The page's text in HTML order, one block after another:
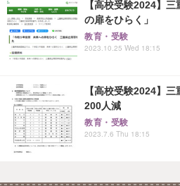
【高校受験2024】
の扉をひらく」
教育・受験
2023.10.25 Wed 18:15
【高校受験2024】
200人減
教育・受験
2023.7.6 Thu 18:15